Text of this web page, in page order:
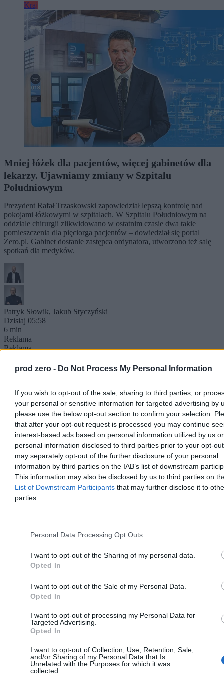
prod zero - Do Not Process My Personal Information
If you wish to opt-out of the sale, sharing to third parties, or
your personal or sensitive information for targeted advertising by
please use the below opt-out section to confirm your selection.
that after your opt-out request is processed you may continue
interest-based ads based on personal information utilized by us or
personal information disclosed to third parties prior to your opt-
may separately opt-out of the further disclosure of your personal
information by third parties on the IAB’s list of downstream
This information may also be disclosed by us to third parties on
List of Downstream Participants that may further disclose it to
parties.
Personal Data Processing Opt Outs
I want to opt-out of the Sharing of my personal data.
Opted In
I want to opt-out of the Sale of my Personal Data.
Opted In
I want to opt-out of processing my Personal Data for
Targeted Advertising.
Opted In
I want to opt-out of Collection, Use, Retention, Sale,
and/or Sharing of my Personal Data that Is
Unrelated with the Purposes for which it was
collected.
Kraj
Mniej łóżek dla pacjentów, więcej gabinetów dla
lekarzy. Ujawniamy zmiany w Szpitalu
Południowym
Prezydent Rafał Trzaskowski zapowiedział lepszą kontrolę nad
pokojami łóżkowymi w szpitalach. W Szpitalu Południowym na
oddziale chirurgii zlikwidowano w ostatnim czasie dwa takie
pomieszczenia dla pięciorga pacjentów – dowiedział się portal
Zero.pl. Gabinet dostanie zastępca ordynatora, utworzono też salę
spotkań dla medyków.
Patryk Słowik, Jakub Styczyński
Dzisiaj 05:58
6 min
Reklama
Reklama
Kraj
Mazurek pyta o koszt prezydenckiej imprezy.
Minister: Szczerze, to nie wiem
Prezydent przedstawił bardzo dobrą ustawę. Jestem pewny, że po